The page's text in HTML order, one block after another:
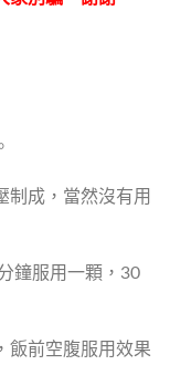
制成，當然沒有用
鐘服用一顆，30
飯前空腹服用效果